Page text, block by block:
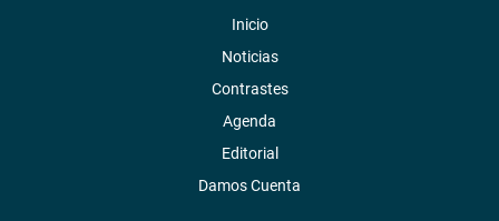
Inicio
Noticias
Contrastes
Agenda
Editorial
Damos Cuenta